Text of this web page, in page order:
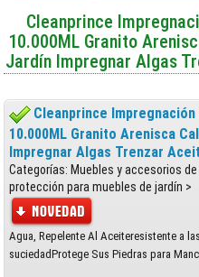
Cleanprince
10.000ML Granito
Jardín Impregnar Algas
Cleanprince
10.000ML Granito Arenisca
Impregnar Algas Trenzar
Categorías: Muebles y accesorios
protección para muebles de jardín >
Agua, Repelente Al Aceiteresistente a
suciedadProtege Sus Piedras para